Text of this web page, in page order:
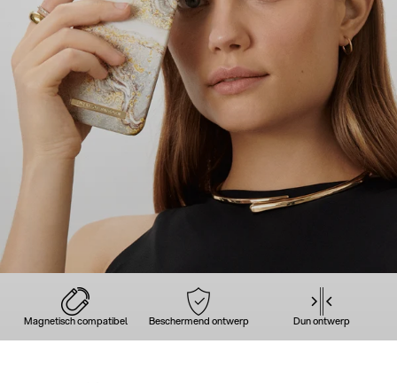
Magnetisch compatibel Beschermend ontwerp Dun ontwerp